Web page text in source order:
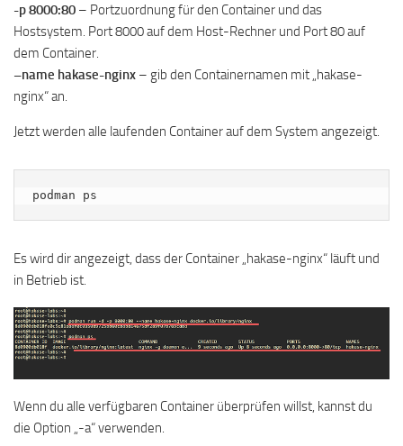
-p 8000:80 – Portzuordnung für den Container und das
Hostsystem. Port 8000 auf dem Host-Rechner und Port 80 auf
dem Container.
–name hakase-nginx – gib den Containernamen mit „hakase-
nginx“ an.
Jetzt werden alle laufenden Container auf dem System angezeigt.
podman ps
Es wird dir angezeigt, dass der Container „hakase-nginx“ läuft und
in Betrieb ist.
Wenn du alle verfügbaren Container überprüfen willst, kannst du
die Option „-a“ verwenden.